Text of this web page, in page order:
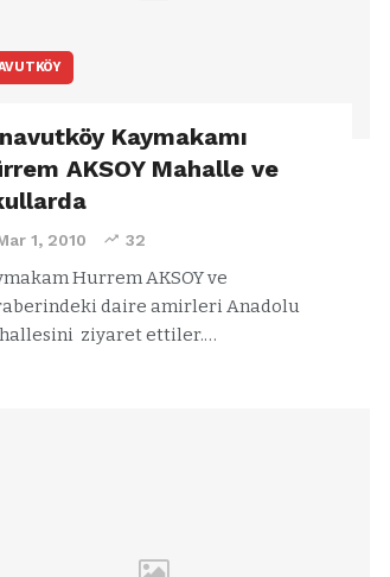
Kaymakamı
AKSOY Mahalle ve
1, 2010 32
Hurrem AKSOY ve
daire amirleri Anadolu
ziyaret ettiler.…